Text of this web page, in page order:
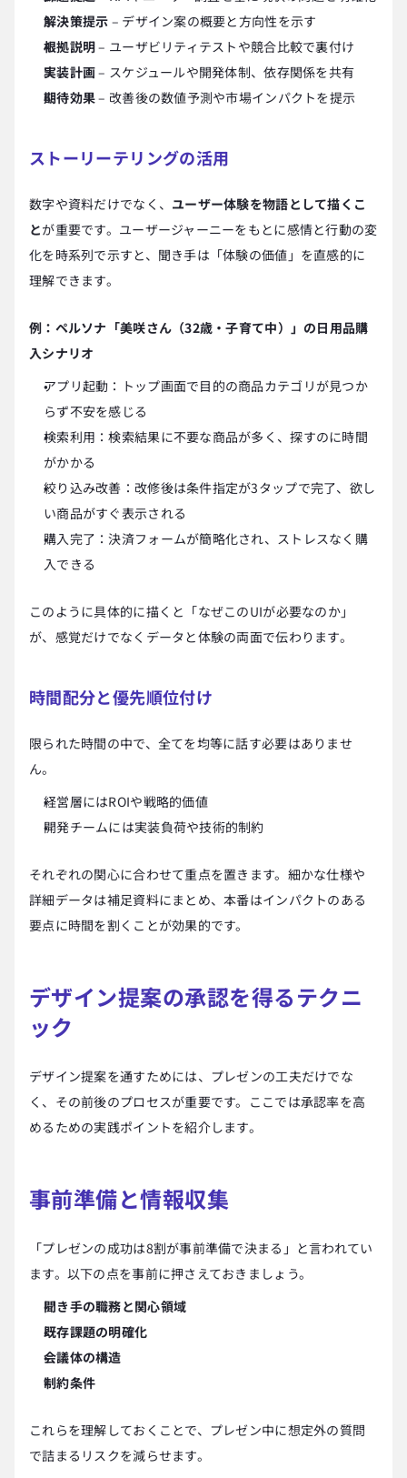
解決策提示 – デザイン案の概要と方向性を示す
根拠説明 – ユーザビリティテストや競合比較で裏付け
実装計画 – スケジュールや開発体制、依存関係を共有
期待効果 – 改善後の数値予測や市場インパクトを提示
ストーリーテリングの活用
数字や資料だけでなく、 ユーザー体験を物語として描くこ
とが重要です。ユーザージャーニーをもとに感情と行動の変
化を時系列で示すと、聞き手は「体験の価値」を直感的に
理解できます。
例：ペルソナ「美咲さん（32歳・子育て中）」の日用品購
入シナリオ
アプリ起動：トップ画面で目的の商品カテゴリが見つか
らず不安を感じる
検索利用：検索結果に不要な商品が多く、探すのに時間
がかかる
絞り込み改善：改修後は条件指定が3タップで完了、欲し
い商品がすぐ表示される
購入完了：決済フォームが簡略化され、ストレスなく購
入できる
このように具体的に描くと「なぜこのUIが必要なのか」
が、感覚だけでなくデータと体験の両面で伝わります。
時間配分と優先順位付け
限られた時間の中で、全てを均等に話す必要はありませ
ん。
経営層にはROIや戦略的価値
開発チームには実装負荷や技術的制約
それぞれの関心に合わせて重点を置きます。細かな仕様や
詳細データは補足資料にまとめ、本番はインパクトのある
要点に時間を割くことが効果的です。
デザイン提案の承認を得るテクニ
ック
デザイン提案を通すためには、プレゼンの工夫だけでな
く、その前後のプロセスが重要です。ここでは承認率を高
めるための実践ポイントを紹介します。
事前準備と情報収集
「プレゼンの成功は8割が事前準備で決まる」と言われてい
ます。以下の点を事前に押さえておきましょう。
聞き手の職務と関心領域
既存課題の明確化
会議体の構造
制約条件
これらを理解しておくことで、プレゼン中に想定外の質問
で詰まるリスクを減らせます。